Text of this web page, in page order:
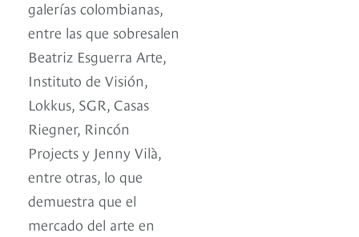
galerías colombianas,
entre las que sobresalen
Beatriz Esguerra Arte,
Instituto de Visión,
Lokkus, SGR, Casas
Riegner, Rincón
Projects y Jenny Vilà,
entre otras, lo que
demuestra que el
mercado del arte en